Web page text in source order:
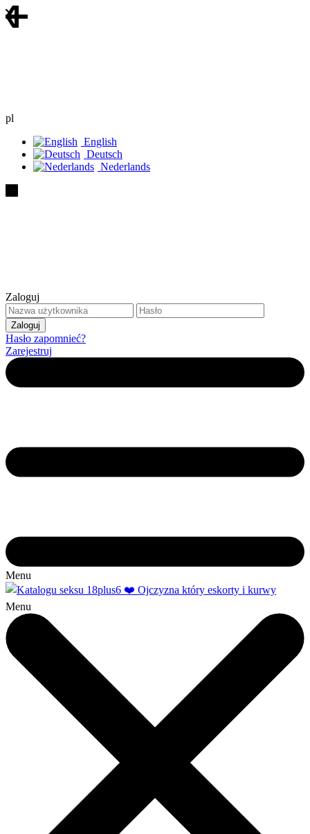
pl
English
Deutsch
Nederlands
Zaloguj
Hasło zapomnieć?
Zarejestruj
Menu
Menu